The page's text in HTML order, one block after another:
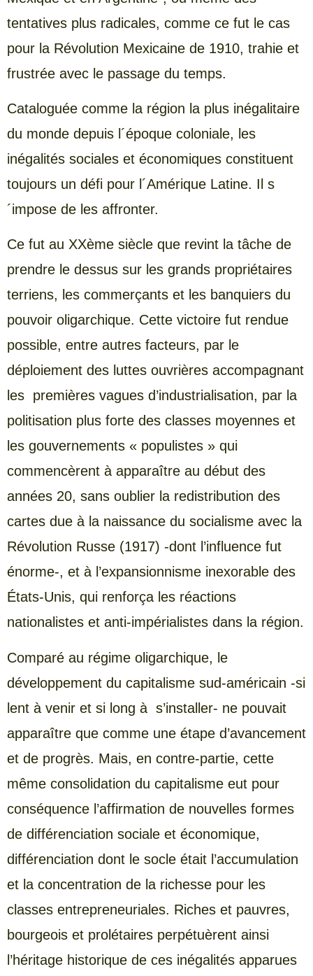
tentatives plus radicales, comme ce fut le cas
pour la Révolution Mexicaine de 1910, trahie et
frustrée avec le passage du temps.
Cataloguée comme la région la plus inégalitaire
du monde depuis l´époque coloniale, les
inégalités sociales et économiques constituent
toujours un défi pour l´Amérique Latine. Il s
´impose de les affronter.
Ce fut au XXème siècle que revint la tâche de
prendre le dessus sur les grands propriétaires
terriens, les commerçants et les banquiers du
pouvoir oligarchique. Cette victoire fut rendue
possible, entre autres facteurs, par le
déploiement des luttes ouvrières accompagnant
les premières vagues d’industrialisation, par la
politisation plus forte des classes moyennes et
les gouvernements « populistes » qui
commencèrent à apparaître au début des
années 20, sans oublier la redistribution des
cartes due à la naissance du socialisme avec la
Révolution Russe (1917) -dont l’influence fut
énorme-, et à l’expansionnisme inexorable des
États-Unis, qui renforça les réactions
nationalistes et anti-impérialistes dans la région.
Comparé au régime oligarchique, le
développement du capitalisme sud-américain -si
lent à venir et si long à s’installer- ne pouvait
apparaître que comme une étape d’avancement
et de progrès. Mais, en contre-partie, cette
même consolidation du capitalisme eut pour
conséquence l’affirmation de nouvelles formes
de différenciation sociale et économique,
différenciation dont le socle était l’accumulation
et la concentration de la richesse pour les
classes entrepreneuriales. Riches et pauvres,
bourgeois et prolétaires perpétuèrent ainsi
l’héritage historique de ces inégalités apparues